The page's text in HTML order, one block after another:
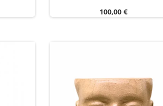
Preis
100,00 €